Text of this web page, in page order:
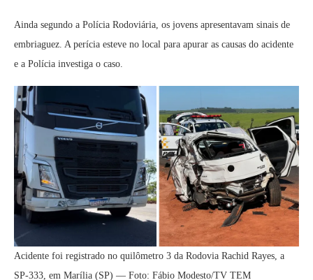
Ainda segundo a Polícia Rodoviária, os jovens apresentavam sinais de
embriaguez. A perícia esteve no local para apurar as causas do acidente
e a Polícia investiga o caso.
Acidente foi registrado no quilômetro 3 da Rodovia Rachid Rayes, a
SP-333, em Marília (SP) — Foto: Fábio Modesto/TV TEM